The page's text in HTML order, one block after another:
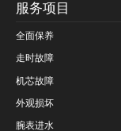
服务项目
全面保养
走时故障
机芯故障
外观损坏
腕表进水